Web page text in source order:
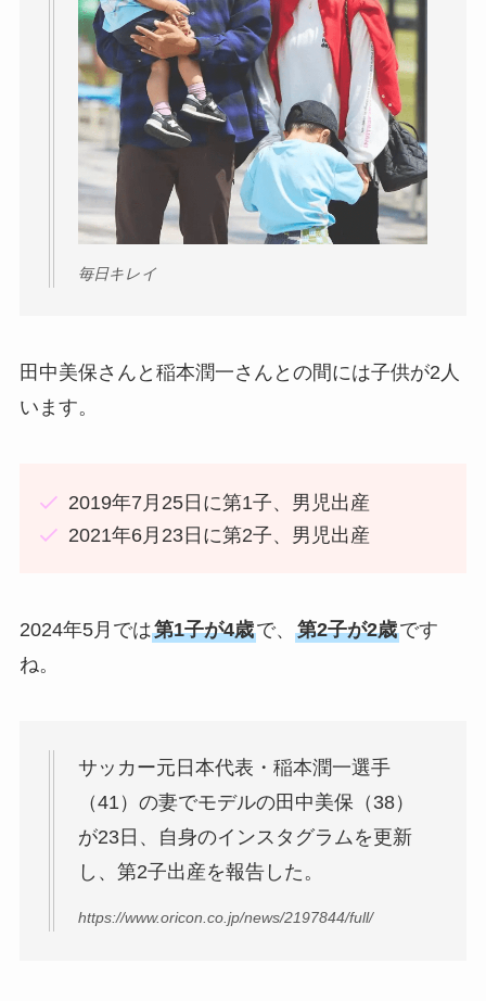
毎日キレイ
田中美保さんと稲本潤一さんとの間には子供が2人
います。
2019年7月25日に第1子、男児出産
2021年6月23日に第2子、男児出産
2024年5月では第1子が4歳で、 第2子が2歳です
ね。
サッカー元日本代表・稲本潤一選手
（41）の妻でモデルの田中美保（38）
が23日、自身のインスタグラムを更新
し、第2子出産を報告した。
https://www.oricon.co.jp/news/2197844/full/